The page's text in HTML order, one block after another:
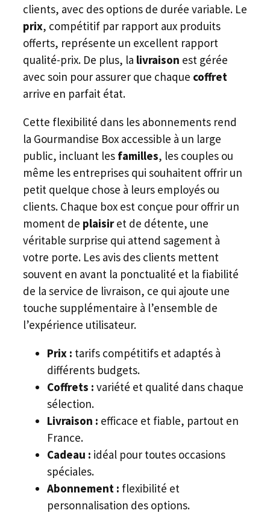
clients, avec des options de durée variable. Le
prix, compétitif par rapport aux produits
offerts, représente un excellent rapport
qualité-prix. De plus, la livraison est gérée
avec soin pour assurer que chaque coffret
arrive en parfait état.
Cette flexibilité dans les abonnements rend
la Gourmandise Box accessible à un large
public, incluant les familles, les couples ou
même les entreprises qui souhaitent offrir un
petit quelque chose à leurs employés ou
clients. Chaque box est conçue pour offrir un
moment de plaisiret de détente, une
véritable surprise qui attend sagement à
votre porte. Les avis des clients mettent
souvent en avant la ponctualité et la fiabilité
de la service de livraison, ce qui ajoute une
touche supplémentaire à l’ensemble de
l’expérience utilisateur.
Prix : tarifs compétitifs et adaptés à
différents budgets.
Coffrets : variété et qualité dans chaque
sélection.
Livraison : efficace et fiable, partout en
France.
Cadeau : idéal pour toutes occasions
spéciales.
Abonnement : flexibilité et
personnalisation des options.